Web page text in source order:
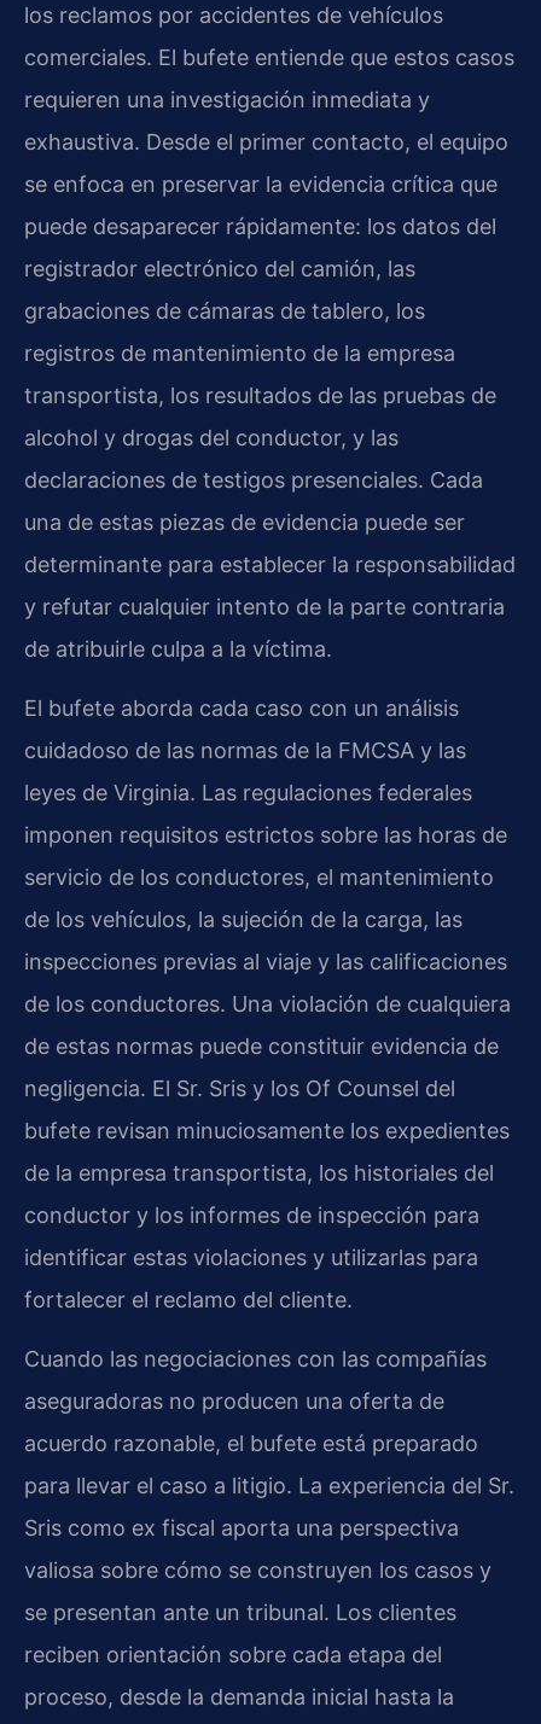
los reclamos por accidentes de vehículos
comerciales. El bufete entiende que estos casos
requieren una investigación inmediata y
exhaustiva. Desde el primer contacto, el equipo
se enfoca en preservar la evidencia crítica que
puede desaparecer rápidamente: los datos del
registrador electrónico del camión, las
grabaciones de cámaras de tablero, los
registros de mantenimiento de la empresa
transportista, los resultados de las pruebas de
alcohol y drogas del conductor, y las
declaraciones de testigos presenciales. Cada
una de estas piezas de evidencia puede ser
determinante para establecer la responsabilidad
y refutar cualquier intento de la parte contraria
de atribuirle culpa a la víctima.
El bufete aborda cada caso con un análisis
cuidadoso de las normas de la FMCSA y las
leyes de Virginia. Las regulaciones federales
imponen requisitos estrictos sobre las horas de
servicio de los conductores, el mantenimiento
de los vehículos, la sujeción de la carga, las
inspecciones previas al viaje y las calificaciones
de los conductores. Una violación de cualquiera
de estas normas puede constituir evidencia de
negligencia. El Sr. Sris y los Of Counsel del
bufete revisan minuciosamente los expedientes
de la empresa transportista, los historiales del
conductor y los informes de inspección para
identificar estas violaciones y utilizarlas para
fortalecer el reclamo del cliente.
Cuando las negociaciones con las compañías
aseguradoras no producen una oferta de
acuerdo razonable, el bufete está preparado
para llevar el caso a litigio. La experiencia del Sr.
Sris como ex fiscal aporta una perspectiva
valiosa sobre cómo se construyen los casos y
se presentan ante un tribunal. Los clientes
reciben orientación sobre cada etapa del
proceso, desde la demanda inicial hasta la